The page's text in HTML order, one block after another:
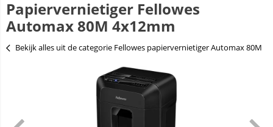
Papiervernietiger Fellowes
Automax 80M 4x12mm
Bekijk alles uit de categorie Fellowes papiervernietiger Automax 80M